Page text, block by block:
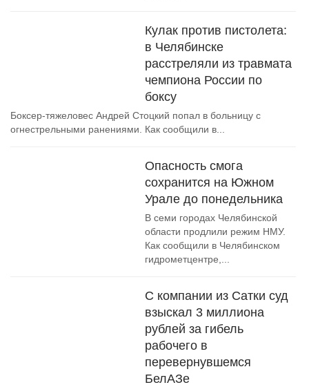
Кулак против пистолета:
в Челябинске
расстреляли из травмата
чемпиона России по
боксу
Боксер-тяжеловес Андрей Стоцкий попал в больницу с
огнестрельными ранениями. Как сообщили в...
Опасность смога
сохранится на Южном
Урале до понедельника
В семи городах Челябинской
области продлили режим НМУ.
Как сообщили в Челябинском
гидрометцентре,...
С компании из Сатки суд
взыскал 3 миллиона
рублей за гибель
рабочего в
перевернувшемся
БелАЗе